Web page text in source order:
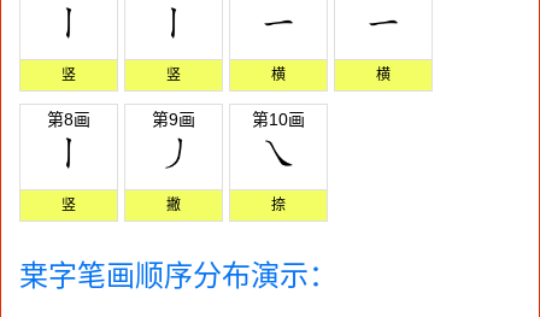
竖 竖 横 横
第8画
竖
第9画
撇
第10画
捺
枽字笔画顺序分布演示：